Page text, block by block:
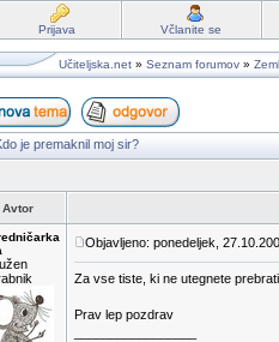
Prijava Včlanite se
Učiteljska.net » Seznam forumov »
je premaknil moj sir?
Avtor
Objavljeno: ponedeljek,
Za vse tiste, ki ne utegnete
Prav lep pozdrav